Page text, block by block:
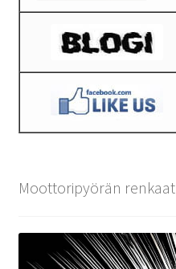
Moottoripyörän